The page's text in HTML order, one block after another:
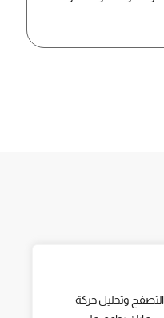
وتحليل حركة